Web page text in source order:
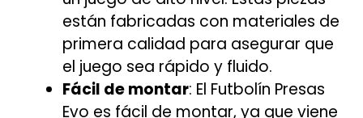
están fabricadas con materiales de
primera calidad para asegurar que
el juego sea rápido y fluido.
Fácil de montar: El Futbolín Presas
Evo es fácil de montar, ya que viene